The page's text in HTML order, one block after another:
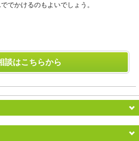
でかけるのもよいでしょう。
談はこちらから